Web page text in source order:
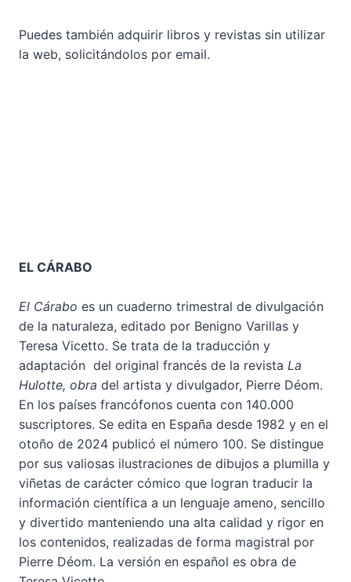
Puedes también adquirir libros y revistas sin utilizar
la web, solicitándolos por email.
EL CÁRABO
El Cárabo es un cuaderno trimestral de divulgación
de la naturaleza, editado por Benigno Varillas y
Teresa Vicetto. Se trata de la traducción y
adaptación del original francés de la revista La
Hulotte, obra del artista y divulgador, Pierre Déom.
En los países francófonos cuenta con 140.000
suscriptores. Se edita en España desde 1982 y en el
otoño de 2024 publicó el número 100. Se distingue
por sus valiosas ilustraciones de dibujos a plumilla y
viñetas de carácter cómico que logran traducir la
información científica a un lenguaje ameno, sencillo
y divertido manteniendo una alta calidad y rigor en
los contenidos, realizadas de forma magistral por
Pierre Déom. La versión en español es obra de